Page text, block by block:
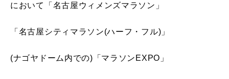
において「名古屋ウィメンズマラソン」
「名古屋シティマラソン(ハーフ・フル)」
(ナゴヤドーム内での)「マラソンEXPO」